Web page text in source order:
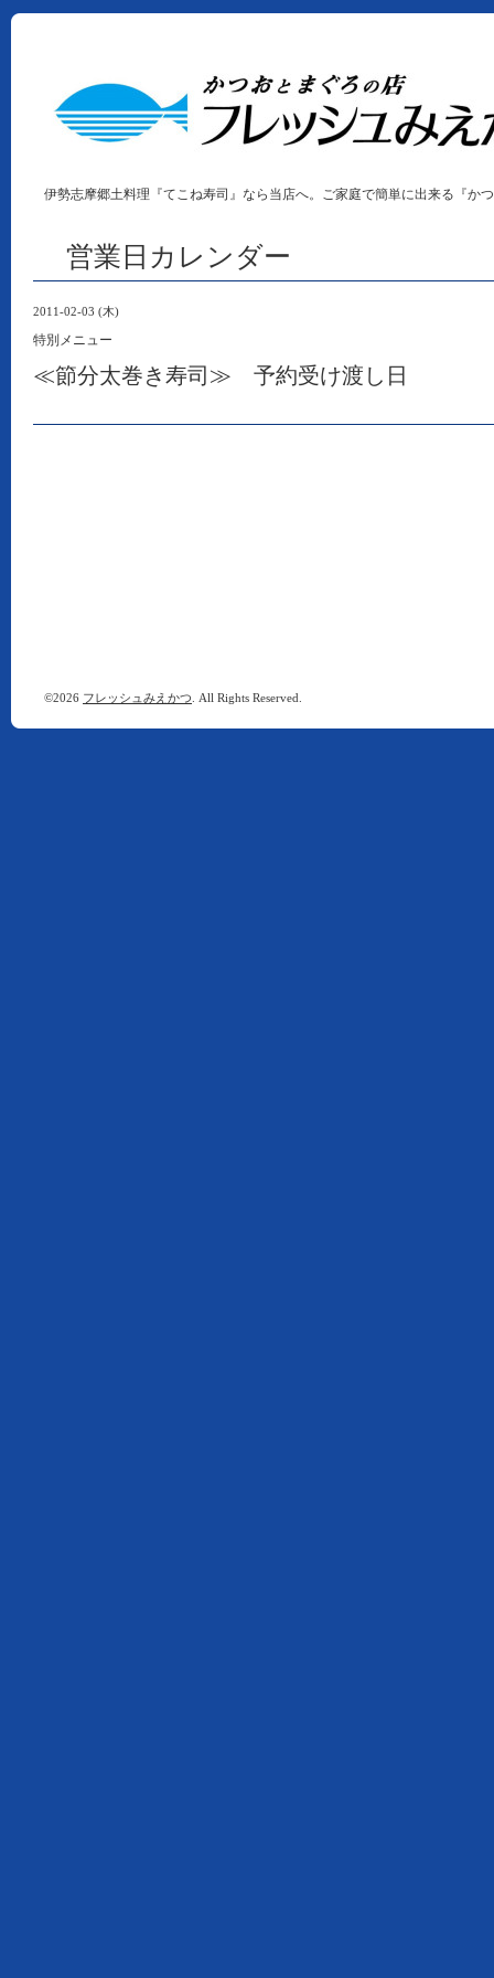
伊勢志摩郷土料理『てこね寿司』なら当店へ。ご家庭で簡単に出来る『か
営業日カレンダー
2011-02-03 (木)
特別メニュー
≪節分太巻き寿司≫ 予約受け渡し日
©2026 フレッシュみえかつ . All Rights Reserved.